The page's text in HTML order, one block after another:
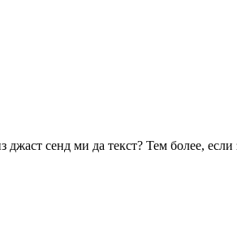
сенд ми да текст? Тем более,